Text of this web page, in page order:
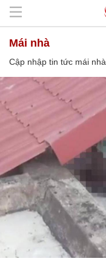
mái nhà
Cập nhập tin tức mái nhà